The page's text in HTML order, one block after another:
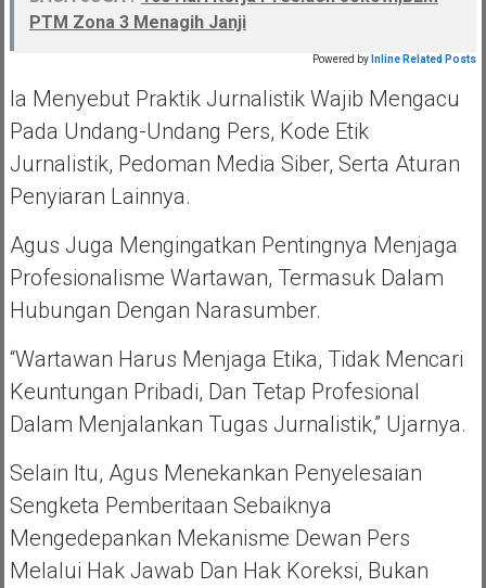
PTM Zona 3 Menagih Janji
Powered by Inline Related Posts
Ia Menyebut Praktik Jurnalistik Wajib Mengacu
Pada Undang-Undang Pers, Kode Etik
Jurnalistik, Pedoman Media Siber, Serta Aturan
Penyiaran Lainnya.
Agus Juga Mengingatkan Pentingnya Menjaga
Profesionalisme Wartawan, Termasuk Dalam
Hubungan Dengan Narasumber.
“Wartawan Harus Menjaga Etika, Tidak Mencari
Keuntungan Pribadi, Dan Tetap Profesional
Dalam Menjalankan Tugas Jurnalistik,” Ujarnya.
Selain Itu, Agus Menekankan Penyelesaian
Sengketa Pemberitaan Sebaiknya
Mengedepankan Mekanisme Dewan Pers
Melalui Hak Jawab Dan Hak Koreksi, Bukan